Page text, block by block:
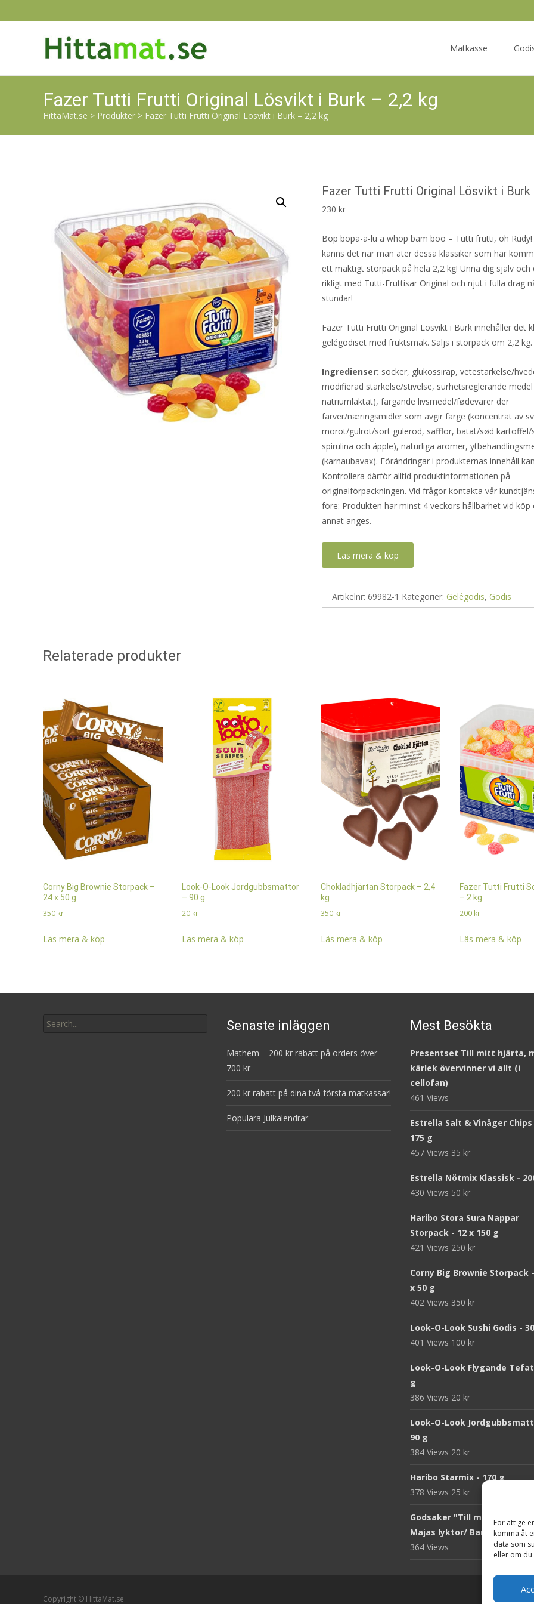
För att ge
komma åt
data som
eller om
Matkasse
Fazer Tutti Frutti Original Lösvikt i Burk – 2,2 kg
HittaMat.se > Produkter > Fazer Tutti Frutti Original Lösvikt i Burk – 2,2 kg
Fazer Tutti Frutti Original Lösvikt i Burk
230 kr
Bop bopa-a-lu a whop bam boo – Tutti frutti, oh Rudy!
känns det när man äter dessa klassiker som här
ett mäktigt storpack på hela 2,2 kg! Unna dig själv och
rikligt med Tutti-Fruttisar Original och njut i fulla drag
stundar!
Fazer Tutti Frutti Original Lösvikt i Burk innehåller det
gelégodiset med fruktsmak. Säljs i storpack om 2,2 kg.
Ingredienser: socker, glukossirap, vetestärkelse/
modifierad stärkelse/stivelse, surhetsreglerande
natriumlaktat), färgande livsmedel/fødevarer der
farver/næringsmidler som avgir farge (koncentrat av
morot/gulrot/sort gulerod, safflor, batat/sød
spirulina och äpple), naturliga aromer,
(karnaubavax). Förändringar i produkternas innehåll
Kontrollera därför alltid produktinformationen på
originalförpackningen. Vid frågor kontakta vår
före: Produkten har minst 4 veckors hållbarhet vid köp
annat anges.
Läs mera & köp
Artikelnr: 69982-1 Kategorier: Gelégodis, Godis
Relaterade produkter
Corny Big Brownie Storpack –
24 x 50 g
350 kr
Läs mera & köp
Look-O-Look Jordgubbsmattor
– 90 g
20 kr
Läs mera & köp
Chokladhjärtan Storpack – 2,4
kg
350 kr
Läs mera & köp
Fazer Tutti Frutti
– 2 kg
200 kr
Läs mera & köp
for:
Senaste inläggen
Mathem – 200 kr rabatt på orders över
700 kr
200 kr rabatt på dina två första matkassar!
Populära Julkalendrar
Mest Besökta
Presentset Till mitt hjärta,
kärlek övervinner vi allt (i
cellofan)
461 Views
Estrella Salt & Vinäger Chips
175 g
457 Views 35 kr
Estrella Nötmix Klassisk -
430 Views 50 kr
Haribo Stora Sura Nappar
Storpack - 12 x 150 g
421 Views 250 kr
Corny Big Brownie Storpack
x 50 g
402 Views 350 kr
Look-O-Look Sushi Godis -
401 Views 100 kr
Look-O-Look Flygande
g
386 Views 20 kr
Look-O-Look
90 g
384 Views 20 kr
Haribo Starmix - 170 g
378 Views 25 kr
Godsaker "Till mitt hjärta" -
Majas lyktor/
364 Views
Copyright © HittaMat.se